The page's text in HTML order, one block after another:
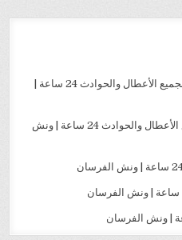
ونش إنقاذ سيارات في مصر الجديدة لجميع الأعطال والحوادث 24 ساعة |
ونش إنقاذ سيارات في المعادي لجميع الأعطال والحوادث 24 ساعة | ونش